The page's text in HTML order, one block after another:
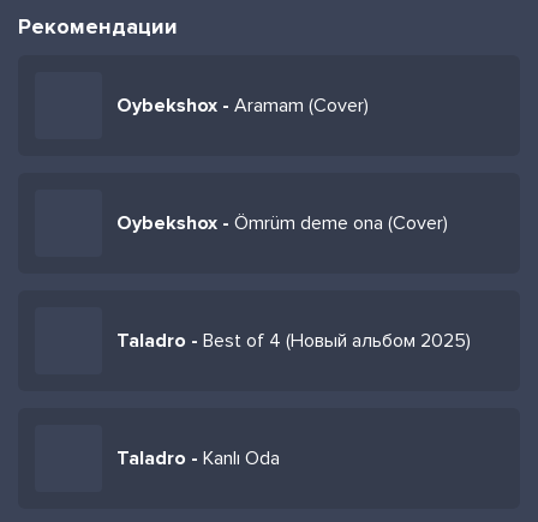
Рекомендации
Oybekshox - Aramam (Cover)
Oybekshox - Ömrüm deme ona (Cover)
Taladro - Best of 4 (Новый альбом 2025)
Taladro - Kanlı Oda